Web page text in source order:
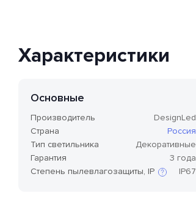
Характеристики
Основные
Производитель
DesignLed
Страна
Россия
Тип светильника
Декоративные
Гарантия
3 года
Степень пылевлагозащиты, IP
IP67